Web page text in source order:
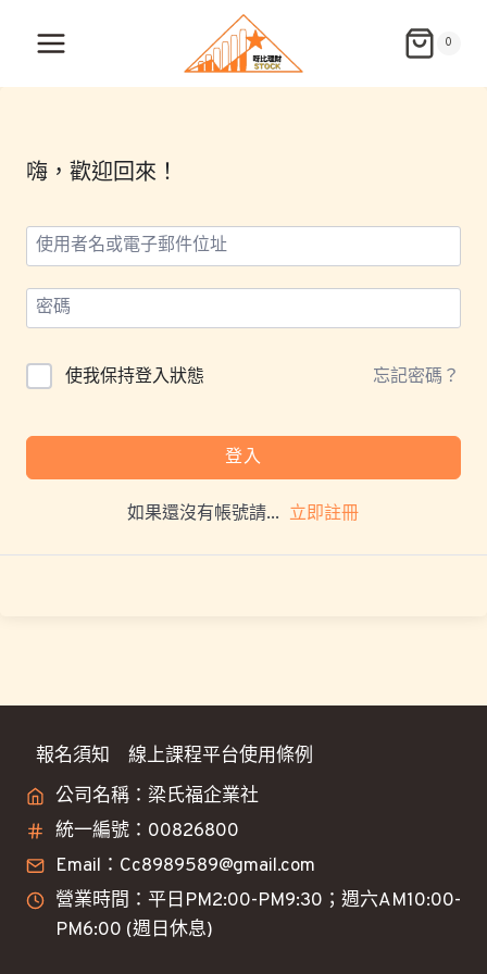
0
嗨，歡迎回來！
使我保持登入狀態 忘記密碼？
登入
如果還沒有帳號請... 立即註冊
報名須知
線上課程平台使用條例
公司名稱：梁氏福企業社
統一編號：00826800
Email：Cc8989589@gmail.com
營業時間：平日PM2:00-PM9:30；週六AM10:00-
PM6:00 (週日休息)